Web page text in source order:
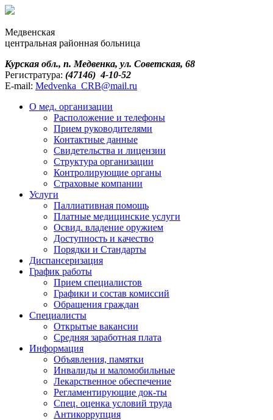
Медвенская
центральная районная больница
Курская обл., п. Медвенка, ул. Советская, 68
Регистратура: (47146) 4-10-52
E-mail: Medvenka_CRB@mail.ru
О мед. организации
Расположение и телефоны
Прием руководителями
Контактные данные
Свидетельства и лицензии
Структура организации
Контролирующие органы
Страховые компании
Услуги
Паллиативная помощь
Платные медицинские услуги
Освид. владение оружием
Доступность и качество
Порядки и Cтандарты
Диспансеризация
График работы
Прием специалистов
Графики и состав комиссий
Обращения граждан
Специалисты
Открытые вакансии
Средняя заработная плата
Информация
Объявления, памятки
Инвалиды и маломобильные
Лекарственное обеспечение
Регламентирующие док-ты
Спец. оценка условий труда
Антикоррупция